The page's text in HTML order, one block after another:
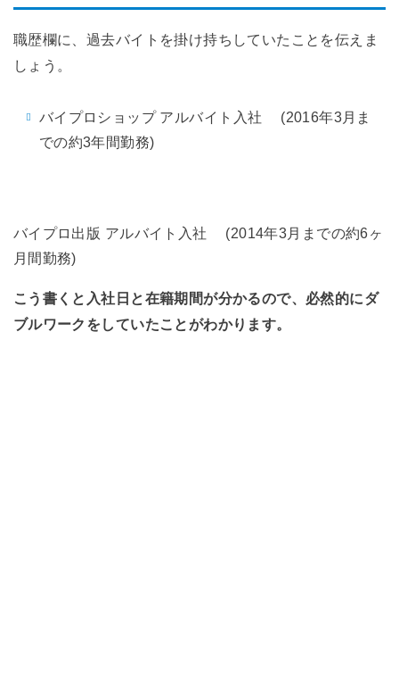
職歴欄に、過去バイトを掛け持ちしていたことを伝えま
しょう。
バイプロショップ アルバイト入社 (2016年3月ま
での約3年間勤務)
バイプロ出版 アルバイト入社 (2014年3月までの約6ヶ
月間勤務)
こう書くと入社日と在籍期間が分かるので、必然的にダ
ブルワークをしていたことがわかります。